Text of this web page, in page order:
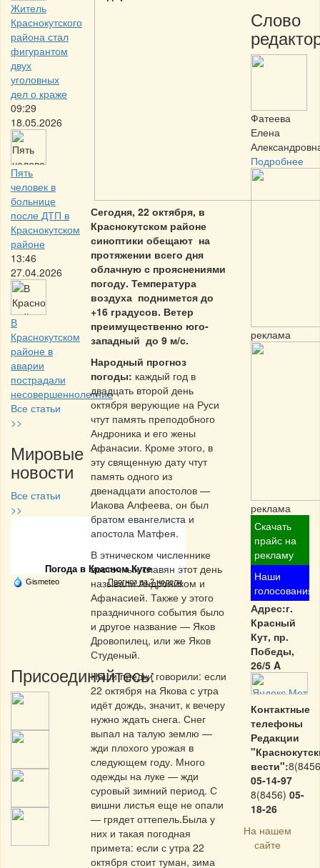
Житель
Краснокутского
района стал
фигурантом
двух
уголовных
дел о краже
09:29
18.05.2026
Пять
человек в
больнице
после ДТП в
Краснокутском
районе
13:46
27.04.2026
В
Краснокутском
районе в
аварии
пострадали
несовершеннолетние
Все статьи
>>
Мировые
новости
Все статьи
>>
Частная реклама
Погода в Красном Куте
Gismeteo Прогноз на 2 недели
Присоединяйтесь:
Сегодня, 22 октября, в
Краснокутском районе
синоптики обещают на
протяжении всего дня
облачную с прояснениями
погоду. Температура
воздуха поднимется до
+16 градусов. Ветер
преимущественно юго-
западный до 9 м/с.
Народный прогноз
погоды: каждый год в
двадцать второй день
октября верующие на Руси
чтут память преподобного
Андроника и его жены
Афанасии. Кроме этого, в
эту священную дату чтут
память одного из
двенадцати апостолов —
Иакова Алфеева, он был
братом евангелиста и
апостола Матфея.
В этническом численнике
восточных славян этот день
называли Андроником и
Афанасией. Также у этого
праздничного события было
и другое название — Яков
Дровопилец, или же Яков
Студеный.
Наши предки говорили: если
22 октября на Якова с утра
идёт дождь, значит, к вечеру
нужно ждать снега. Снег
выпал на талую землю —
жди плохого урожая в
следующем году. Много
одежды на луке — жди
суровый зимний период. С
вишни листья еще не опали
— грядет оттепель.Была у
них и такая погодная
примета: если с утра 22
октября стоит туман, зима
Слово
Фатеева
Елена
Подробнее
реклама
реклама
Скачать
прайс на
рекламу
Наши
голосования
Адрес:г.
Красный
Кут, пр.
Победы,
26/5 A
Контактные
телефоны
Редакции
вести":
05-14-97
8(8456) 05-
18-26
На нашем
сайте